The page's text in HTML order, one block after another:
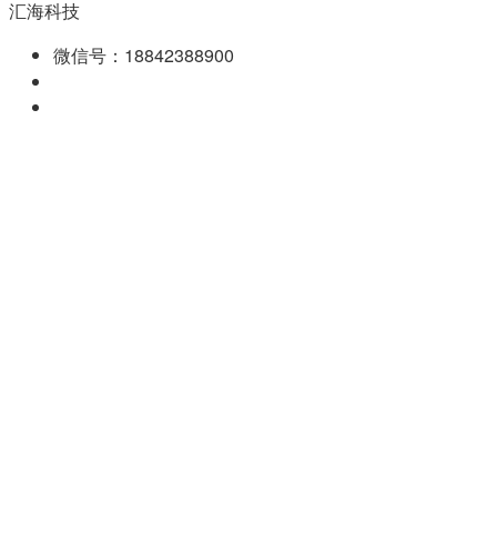
汇海科技
微信号：18842388900